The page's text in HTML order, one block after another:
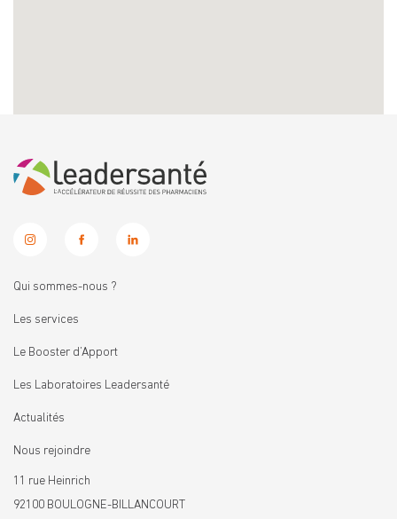
Qui sommes-nous ?
Les services
Le Booster d’Apport
Les Laboratoires Leadersanté
Actualités
Nous rejoindre
11 rue Heinrich
92100 BOULOGNE-BILLANCOURT